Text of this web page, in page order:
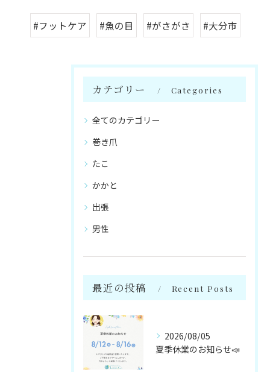
#フットケア #魚の目 #がさがさ #大分市
カテゴリー Categories
全てのカテゴリー
巻き爪
たこ
かかと
出張
男性
最近の投稿 Recent Posts
2026/08/05
夏季休業のお知らせ📣